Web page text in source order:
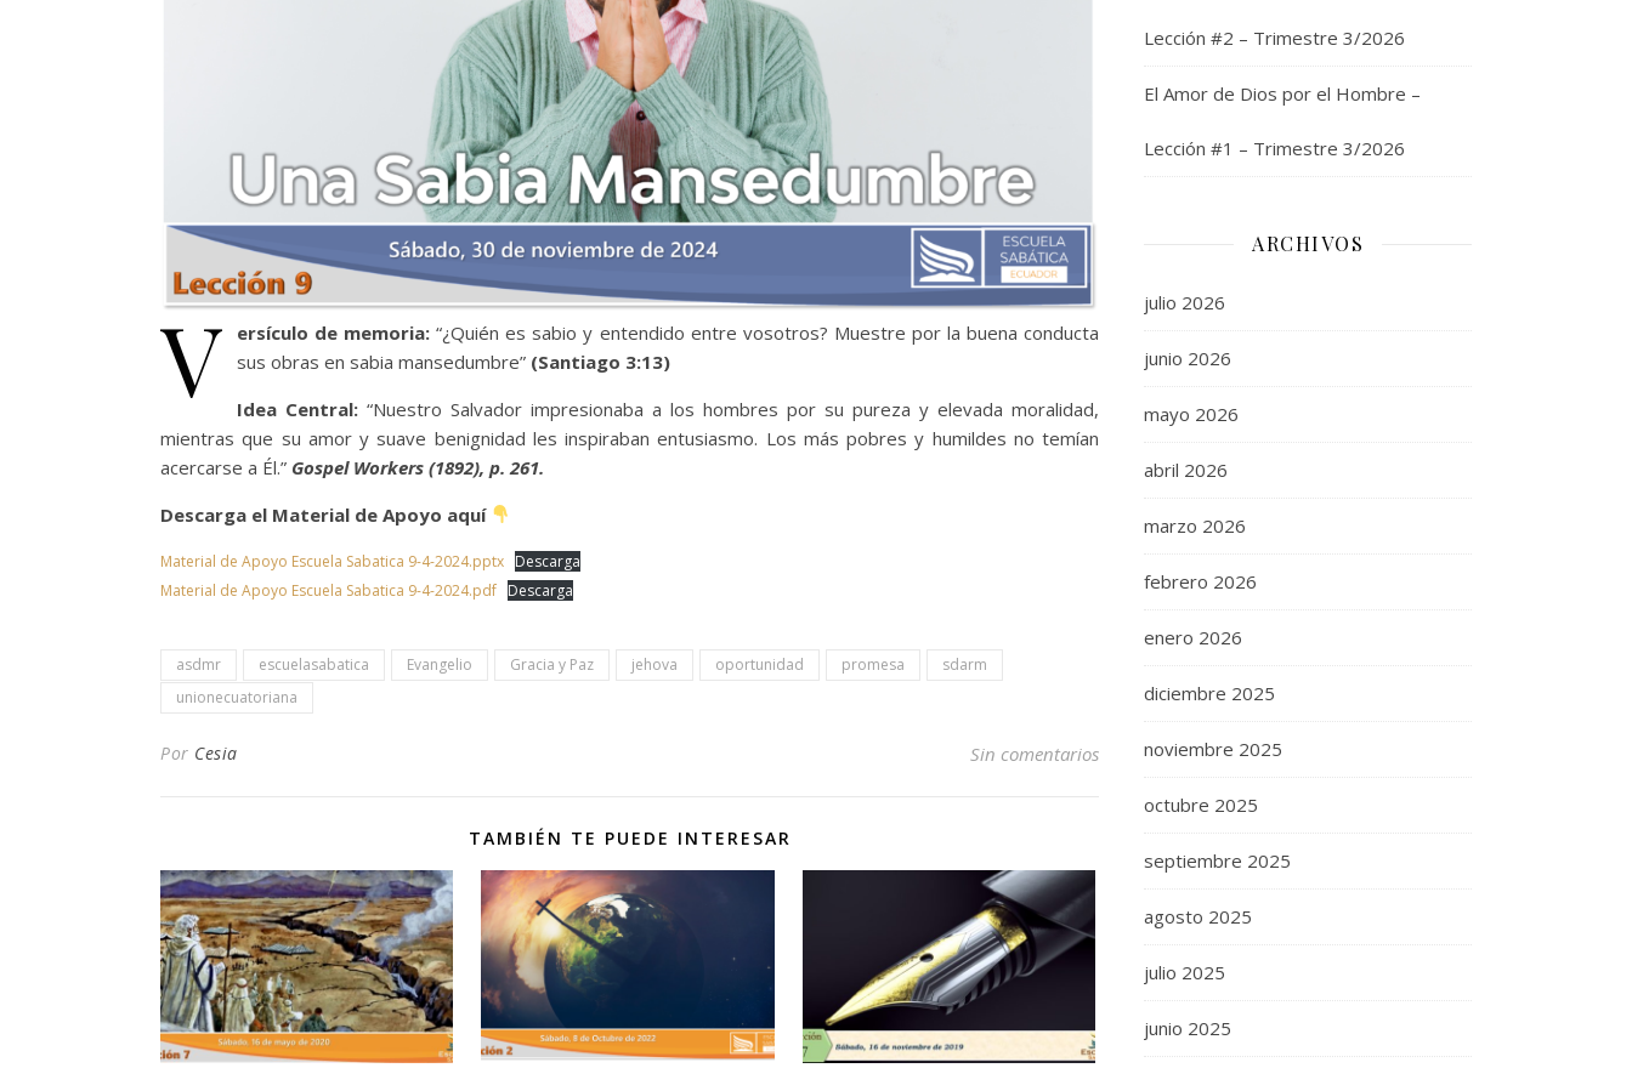
V ersículo de memoria:“¿Quién es sabio y entendido entre vosotros? Muestre por la buena conducta
sus obras en sabia mansedumbre” (Santiago 3:13)
Idea Central: “Nuestro Salvador impresionaba a los hombres por su pureza y elevada moralidad,
mientras que su amor y suave benignidad les inspiraban entusiasmo. Los más pobres y humildes no temían
acercarse a Él.” Gospel Workers (1892), p. 261.
Descarga el Material de Apoyo aquí
Material de Apoyo Escuela Sabatica 9-4-2024.pptx Descarga
Material de Apoyo Escuela Sabatica 9-4-2024.pdf Descarga
asdmr escuelasabatica Evangelio Gracia y Paz jehova oportunidad promesa
sdarm
unionecuatoriana
Por Cesia Sin comentarios
TAMBIÉN TE PUEDE INTERESAR
Lección #2 – Trimestre 3/2026
El Amor de Dios por el Hombre –
Lección #1 – Trimestre 3/2026
ARCHIVOS
julio 2026
junio 2026
mayo 2026
abril 2026
marzo 2026
febrero 2026
enero 2026
diciembre 2025
noviembre 2025
octubre 2025
septiembre 2025
agosto 2025
julio 2025
junio 2025